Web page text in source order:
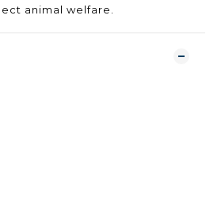
animal welfare.